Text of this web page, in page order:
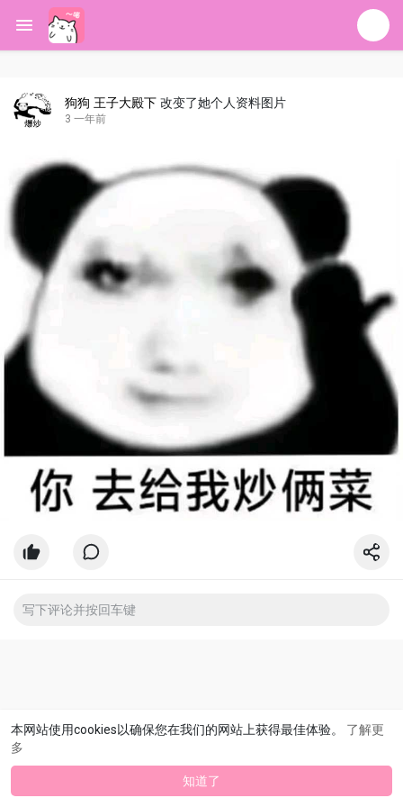
本网站使用cookies以确保您在我们的网站上获得最佳体验。 了解更
多
知道了
狗狗 王子大殿下 改变了她个人资料图片
3 一年前